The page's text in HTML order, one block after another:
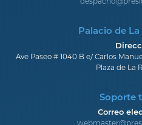
Palacio de
Ave Paseo # 1040 B e/ Carlos
Plaza de La
Soporte
Correo